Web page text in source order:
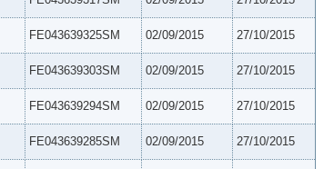
FE043639325SM 02/09/2015 27/10/2015
FE043639303SM 02/09/2015 27/10/2015
FE043639294SM 02/09/2015 27/10/2015
FE043639285SM 02/09/2015 27/10/2015